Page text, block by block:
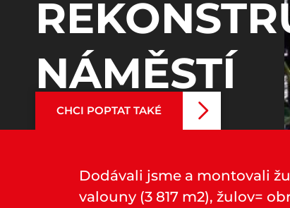
NÁMĚSTÍ
CHCI POPTAT TAKÉ
Dodávali jsme a montovali
valouny (3 817 m2), žulov=